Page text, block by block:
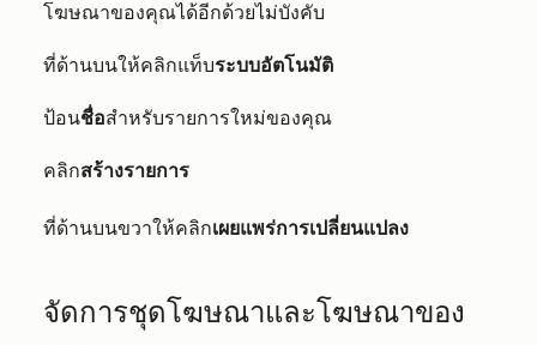
โฆษณาของคุณได้อีกด้วยไม่บังคับ
ที่ด้านบนให้คลิกแท็บระบบอัตโนมัติ
ป้อนชื่อสำหรับรายการใหม่ของคุณ
คลิกสร้างรายการ
ที่ด้านบนขวาให้คลิกเผยแพร่การเปลี่ยนแปลง
จัดการชุดโฆษณาและโฆษณาของ